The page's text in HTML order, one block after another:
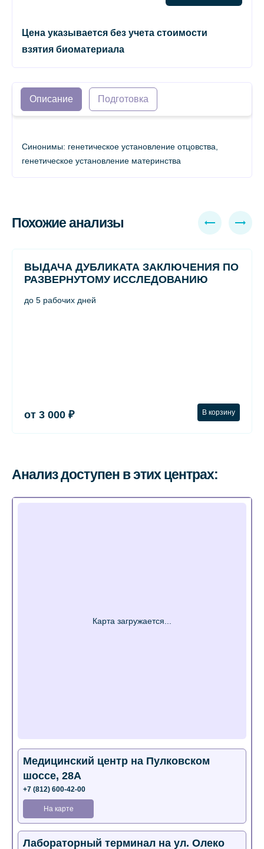
Цена указывается без учета стоимости
взятия биоматериала
Описание Подготовка
Синонимы: генетическое установление отцовства,
генетическое установление материнства
Похожие анализы
ВЫДАЧА ДУБЛИКАТА ЗАКЛЮЧЕНИЯ ПО
РАЗВЕРНУТОМУ ИССЛЕДОВАНИЮ
до 5 рабочих дней
от 3 000 ₽ В корзину
Анализ доступен в этих центрах:
Медицинский центр на Пулковском
шоссе, 28А
+7 (812) 600-42-00
На карте
Лабораторный терминал на ул. Олеко